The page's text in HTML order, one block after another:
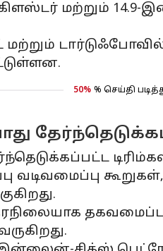
மற்றும்
50% % செய்தி
வடிவமைப்பு
தரநிலையாக